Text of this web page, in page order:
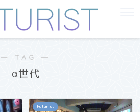
― TAG ―
α世代
Futurist